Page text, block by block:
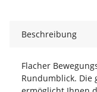
Beschreibung
Flacher
Rundumblick. Die